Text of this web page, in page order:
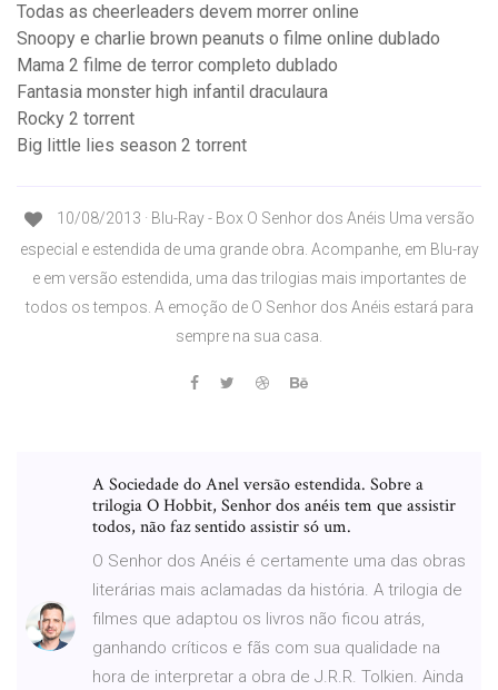
Todas as cheerleaders devem morrer online
Snoopy e charlie brown peanuts o filme online dublado
Mama 2 filme de terror completo dublado
Fantasia monster high infantil draculaura
Rocky 2 torrent
Big little lies season 2 torrent
10/08/2013 · Blu-Ray - Box O Senhor dos Anéis Uma versão
especial e estendida de uma grande obra. Acompanhe, em Blu-ray
e em versão estendida, uma das trilogias mais importantes de
todos os tempos. A emoção de O Senhor dos Anéis estará para
sempre na sua casa.
A Sociedade do Anel versão estendida. Sobre a
trilogia O Hobbit, Senhor dos anéis tem que assistir
todos, não faz sentido assistir só um.
O Senhor dos Anéis é certamente uma das obras
literárias mais aclamadas da história. A trilogia de
filmes que adaptou os livros não ficou atrás,
ganhando críticos e fãs com sua qualidade na
hora de interpretar a obra de J.R.R. Tolkien. Ainda